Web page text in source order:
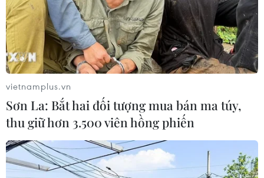
Chứng khoán châu Á sụt giảm do lo ngại
dịch COVID-19 lan rộng
21/02/2020 11:04
Chỉ số Kosspi của Hàn Quốc giảm 1,5% sau khi nước
này xác nhận có thêm 48 trường hợp nhiễm bệnh mới,
nâng tổng số lên 204 trường hợp.
vietnamplus.vn
Sơn La: Bắt hai đối tượng mua bán ma túy,
thu giữ hơn 3.500 viên hồng phiến